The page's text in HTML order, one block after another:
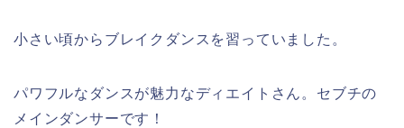
小さい頃からブレイクダンスを習っていました。
パワフルなダンスが魅力なディエイトさん。セブチの
メインダンサーです！